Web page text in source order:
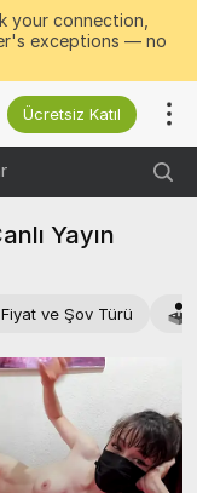
your connection,
exceptions — no
Ücretsiz Katıl
Yayın
Fiyat ve Şov Türü